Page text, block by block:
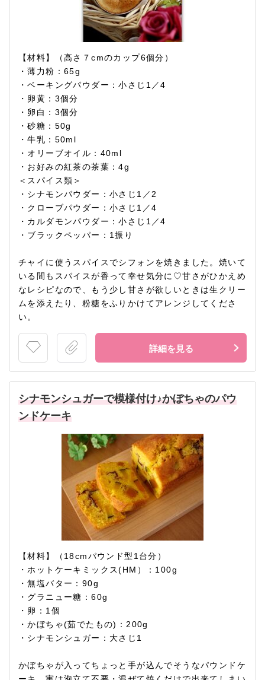
【材料】（高さ７cmのカップ6個分）
・薄力粉：65g
・ベーキングパウダー：小さじ1／4
・卵黄：3個分
・卵白：3個分
・砂糖：50g
・牛乳：50ml
・オリーブオイル：40ml
・お好みの紅茶の茶葉：4g
＜スパイス類＞
・シナモンパウダー：小さじ1／2
・クローブパウダー：小さじ1／4
・カルダモンパウダー：小さじ1／4
・ブラックペッパー：1振り
チャイに使うスパイスでシフォンを焼きました。焼いて
いる間もスパイスが香って幸せ気分に♡甘さがひかえめ
なレシピなので、もう少し甘さが欲しいときは生クリー
ムを添えたり、粉糖をふりかけてアレンジしてくださ
い。
詳細を見る
シナモンシュガーで模様付け♪かぼちゃのパウ
ンドケーキ
【材料】（18cmパウンド型1台分）
・ホットケーキミックス(HM）：100g
・無塩バター：90g
・グラニュー糖：60g
・卵：1個
・かぼちゃ(茹でたもの)：200g
・シナモンシュガー：大さじ1
かぼちゃが入ってちょっと手が込んでそうなパウンドケ